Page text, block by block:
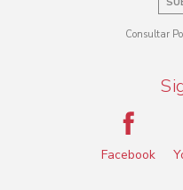
Consultar
Facebook